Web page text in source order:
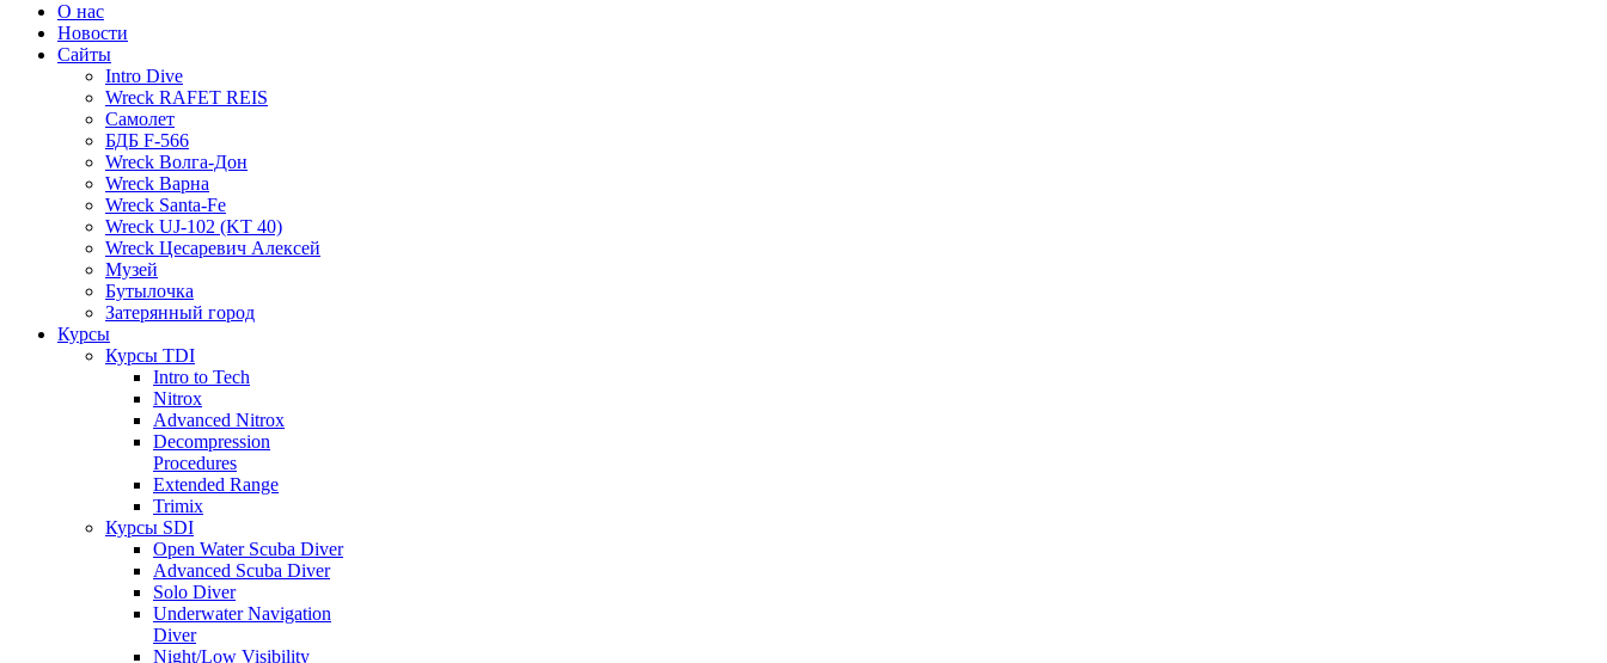
О нас
Новости
Сайты
Intro Dive
Wreck RAFET REIS
Самолет
БДБ F-566
Wreck Волга-Дон
Wreck Варна
Wreck Santa-Fe
Wreck UJ-102 (KT 40)
Wreck Цесаревич Алексей
Музей
Бутылочка
Затерянный город
Курсы
Курсы TDI
Intro to Tech
Nitrox
Advanced Nitrox
Decompression
Procedures
Extended Range
Trimix
Курсы SDI
Open Water Scuba Diver
Advanced Scuba Diver
Solo Diver
Underwater Navigation
Diver
Night/Low Visibility